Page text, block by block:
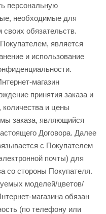
персональную
необходимые для
своих обязательств.
является
и использование
магазин
принятия заказа и
количества и цены
заказа, являющийся
Договора. Далее
с Покупателем
почты) для
со стороны Покупателя.
моделей/цветов/
магазина обязан
(по телефону или